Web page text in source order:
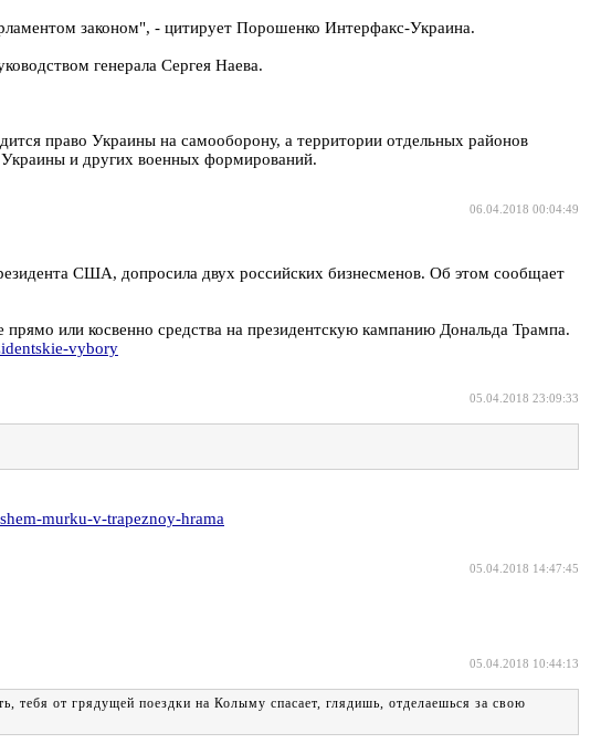
законом", - цитирует Порошенко Интерфакс-Украина.
генерала Сергея Наева.
право Украины на самооборону, а территории отдельных районов
и других военных формирований.
06.04.2018 00:04:49
США, допросила двух российских бизнесменов. Об этом сообщает
прямо или косвенно средства на президентскую кампанию Дональда Трампа.
vybory
05.04.2018 23:09:33
murku-v-trapeznoy-hrama
05.04.2018 14:47:45
05.04.2018 10:44:13
от грядущей поездки на Колыму спасает, глядишь, отделаешься за свою